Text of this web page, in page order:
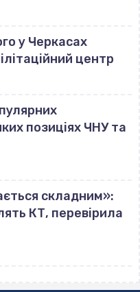
у Черкасах
центр
позиціях ЧНУ та
складним»:
КТ, перевірила